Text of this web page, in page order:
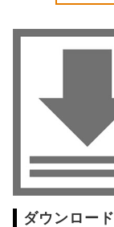
ダウンロード